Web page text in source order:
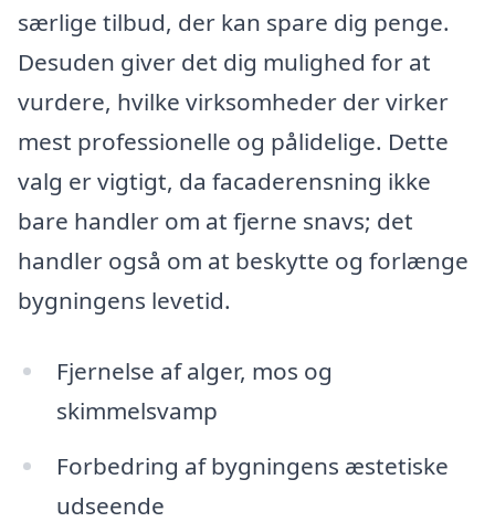
særlige tilbud, der kan spare dig penge.
Desuden giver det dig mulighed for at
vurdere, hvilke virksomheder der virker
mest professionelle og pålidelige. Dette
valg er vigtigt, da facaderensning ikke
bare handler om at fjerne snavs; det
handler også om at beskytte og forlænge
bygningens levetid.
Fjernelse af alger, mos og
skimmelsvamp
Forbedring af bygningens æstetiske
udseende